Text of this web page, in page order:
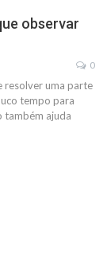
observar
0
resolver uma parte
tempo para
também ajuda